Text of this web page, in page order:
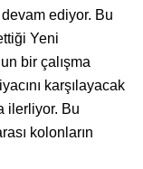
devam ediyor. Bu
Yeni
bir çalışma
karşılayacak
ilerliyor. Bu
kolonların